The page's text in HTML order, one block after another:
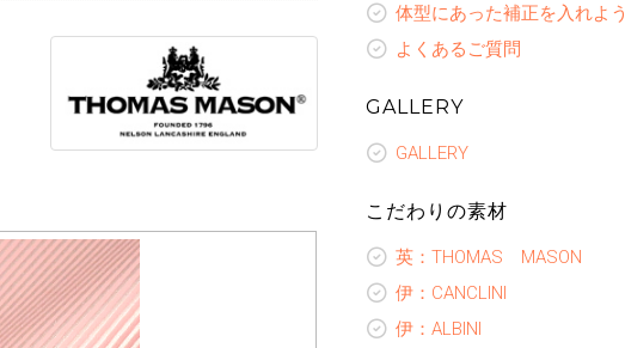
体型にあった補正を入れよう
よくあるご質問
GALLERY
GALLERY
こだわりの素材
英：THOMAS MASON
伊：CANCLINI
伊：ALBINI